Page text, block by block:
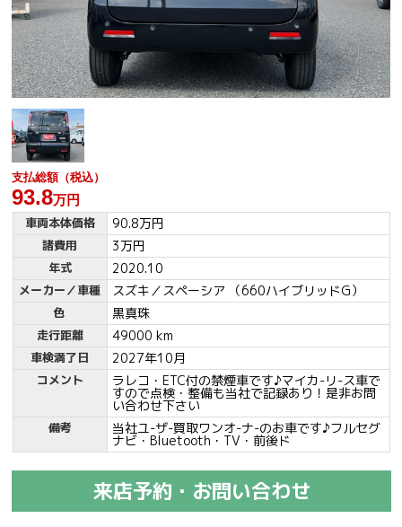
支払総額（税込）
93.8万円
車両本体価格 90.8万円
諸費用 3万円
年式 2020.10
メーカー／車種 スズキ／スペーシア （660ハイブリッドG）
色 黒真珠
走行距離 49000 km
車検満了日 2027年10月
コメント ラレコ・ETC付の禁煙車です♪マイカ-リ-ス車で
すので点検・整備も当社で記録あり！是非お問
い合わせ下さい
備考 当社ユ-ザ-買取ワンオ-ナ-のお車です♪フルセグ
ナビ・Bluetooth・TV・前後ド
来店予約・お問い合わせ